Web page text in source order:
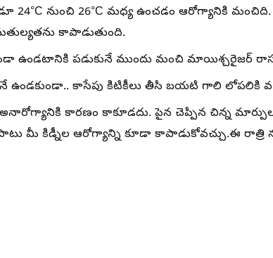
24°C నుంచి 26°C మధ్య ఉంచడం ఆరోగ్యానికి
కాపాడుతుంది.
ఉండటానికి పడుకునే ముందు మంచి మాయిశ్చరైజర్
కాసేపు కిటికీలు తీసి బయటి గాలి లోపలికి
కారణం కాకూడదు. పైన చెప్పిన చిన్న
మీ కిడ్నీల ఆరోగ్యాన్ని కూడా కాపాడుకోవచ్చు.ఈ రాత్రి